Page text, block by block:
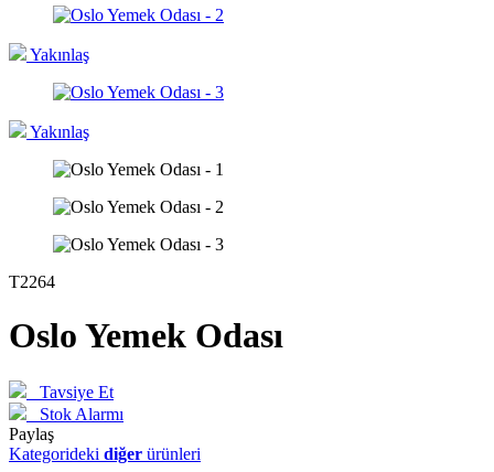
Yakınlaş
Yakınlaş
T2264
Oslo Yemek Odası
Tavsiye Et
Stok Alarmı
Paylaş
Kategorideki diğer ürünleri